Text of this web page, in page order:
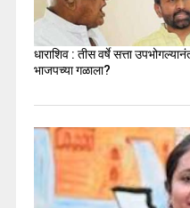
धाराशिव : तीस वर्षे सत्ता
भाजपच्या गळाला?